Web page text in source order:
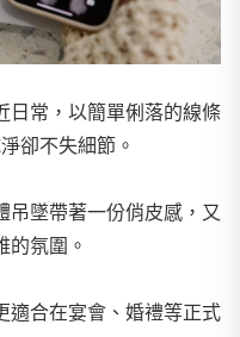
常， 以簡單俐落的線條
卻不失細節。
吊墜帶著一份俏皮感，又
的氛圍。
適合在宴會、婚禮等正式